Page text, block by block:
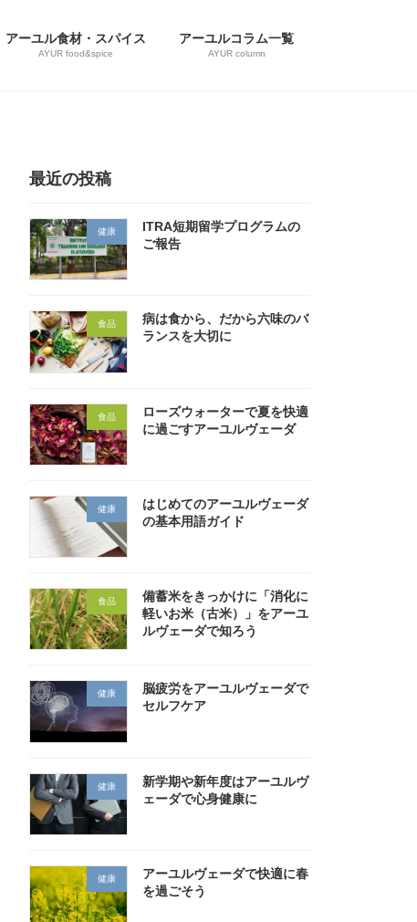
アーユル食材・スパイス
AYUR food&spice
アーユルコラム一覧
AYUR column
最近の投稿
健康
ITRA短期留学プログラムの
ご報告
食品
病は食から、だから六味のバ
ランスを大切に
食品
ローズウォーターで夏を快適
に過ごすアーユルヴェーダ
健康
はじめてのアーユルヴェーダ
の基本用語ガイド
食品
備蓄米をきっかけに「消化に
軽いお米（古米）」をアーユ
ルヴェーダで知ろう
健康
脳疲労をアーユルヴェーダで
セルフケア
健康
新学期や新年度はアーユルヴ
ェーダで心身健康に
健康
アーユルヴェーダで快適に春
を過ごそう